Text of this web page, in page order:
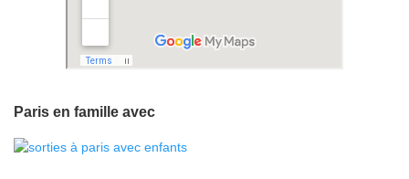
Paris en famille avec